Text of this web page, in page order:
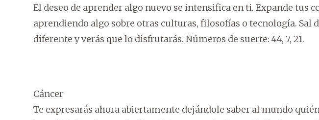
El deseo de aprender algo nuevo se intensifica en ti. Expande tus
aprendiendo algo sobre otras culturas, filosofías o tecnología. Sal
diferente y verás que lo disfrutarás. Números de suerte: 44, 7, 21.
Cáncer
Te expresarás ahora abiertamente dejándole saber al mundo